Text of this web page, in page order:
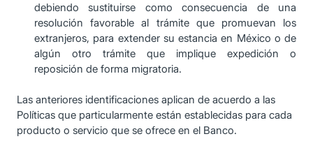
debiendo sustituirse como consecuencia de una
resolución favorable al trámite que promuevan los
extranjeros, para extender su estancia en México o de
algún otro trámite que implique expedición o
reposición de forma migratoria.
Las anteriores identificaciones aplican de acuerdo a las
Políticas que particularmente están establecidas para cada
producto o servicio que se ofrece en el Banco.